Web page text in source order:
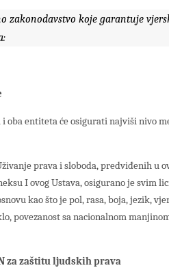
zakonodavstvo koje garantuje
i oba entiteta će osigurati najviši nivo
prava i sloboda, predviđenih u
I ovog Ustava, osigurano je svim
kao što je pol, rasa, boja, jezik,
povezanost sa nacionalnom
za zaštitu ljudskih prava